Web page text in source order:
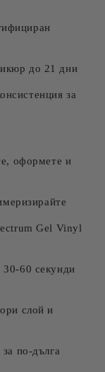
до 21 дни
за
оформете и
Gel Vinyl
60 секунди
слой и
по-дълга